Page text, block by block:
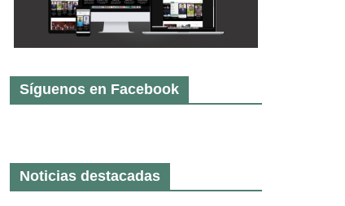
Síguenos en Facebook
Noticias destacadas